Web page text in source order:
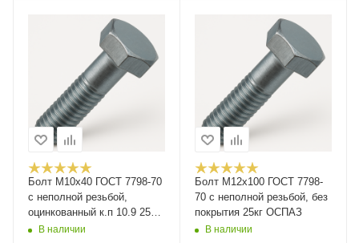
Болт М10x40 ГОСТ 7798-70
с неполной резьбой,
оцинкованный к.п 10.9 25кг
РМЗВ наличии
Болт М12x100 ГОСТ 7798-
70 с неполной резьбой, без
покрытия 25кг ОСПАЗ
В наличии